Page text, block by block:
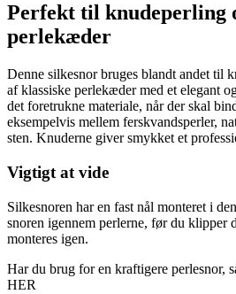
Perfekt til knudeperling
perlekæder
Denne silkesnor bruges blandt andet til
af klassiske perlekæder med et elegant
det foretrukne materiale, når der skal
eksempelvis mellem ferskvandsperler,
sten. Knuderne giver smykket et
Vigtigt at vide
Silkesnoren har en fast nål monteret i
snoren igennem perlerne, før du klipper
monteres igen.
Har du brug for en kraftigere perlesnor,
HER